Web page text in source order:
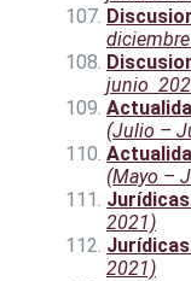
junio
(Julio –
(Mayo –
2021)
2021)